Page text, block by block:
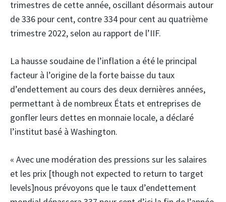
trimestres de cette année, oscillant désormais autour
de 336 pour cent, contre 334 pour cent au quatrième
trimestre 2022, selon au rapport de l’IIF.
La hausse soudaine de l’inflation a été le principal
facteur à l’origine de la forte baisse du taux
d’endettement au cours des deux dernières années,
permettant à de nombreux États et entreprises de
gonfler leurs dettes en monnaie locale, a déclaré
l’institut basé à Washington.
« Avec une modération des pressions sur les salaires
et les prix [though not expected to return to target
levels]nous prévoyons que le taux d’endettement